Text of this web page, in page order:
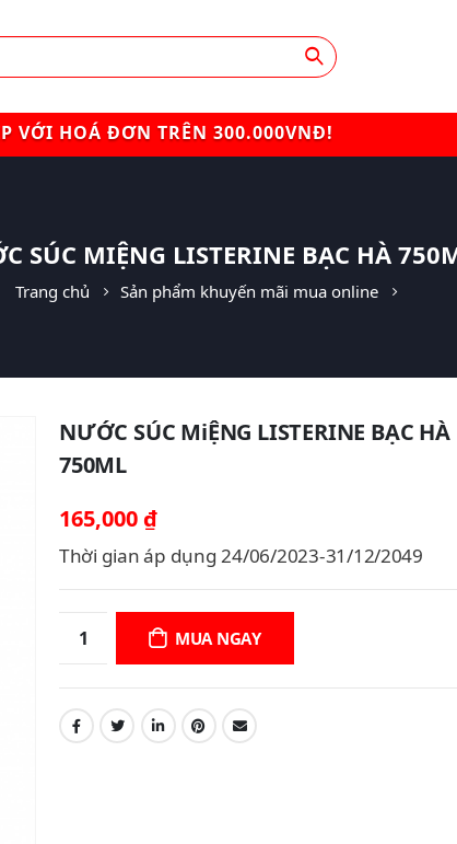
VỚI HOÁ ĐƠN TRÊN 300.000VNĐ!
SÚC MIỆNG LISTERINE BẠC HÀ
Trang chủ Sản phẩm khuyến mãi mua online
NƯỚC SÚC MiỆNG LISTERINE BẠC HÀ
750ML
165,000 ₫
Thời gian áp dụng 24/06/2023-31/12/2049
MUA NGAY